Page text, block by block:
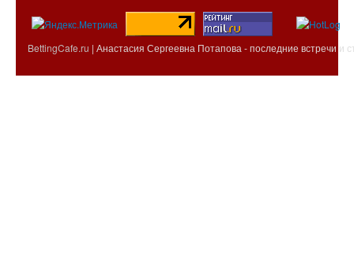
BettingCafe.ru | Анастасия Сергеевна Потапова - последние встречи и